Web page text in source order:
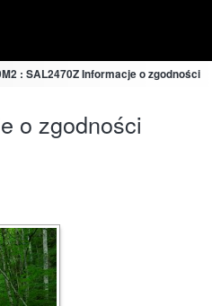
: SAL2470Z Informacje o zgodności
o zgodności